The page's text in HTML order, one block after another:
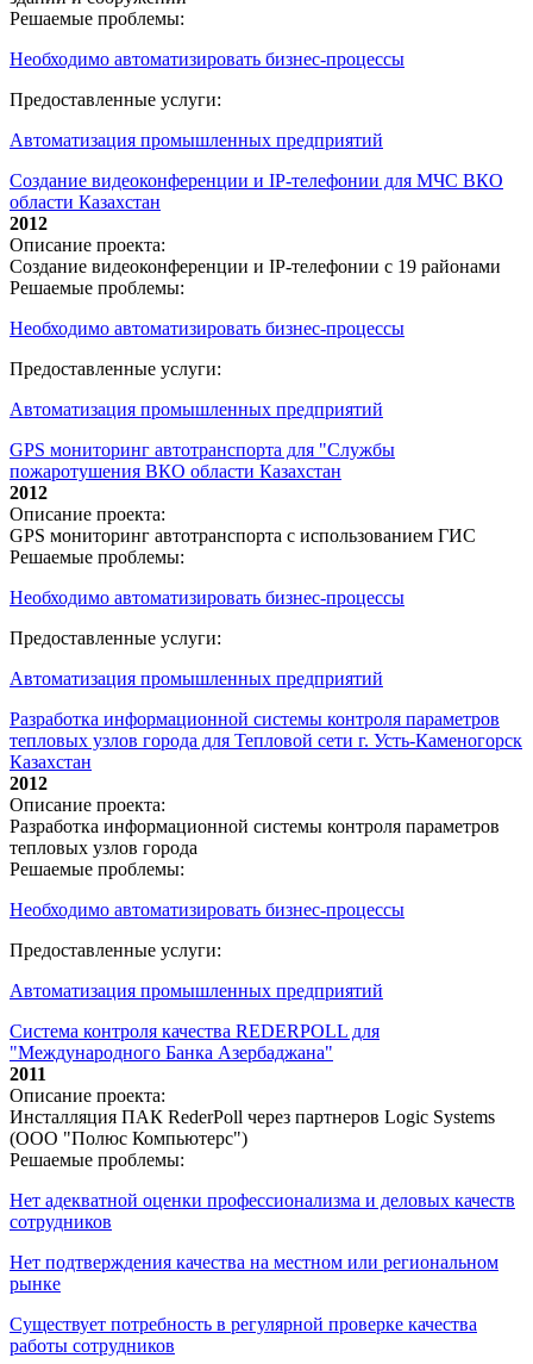
Решаемые проблемы:
Необходимо автоматизировать бизнес-процессы
Предоставленные услуги:
Автоматизация промышленных предприятий
Создание видеоконференции и IP-телефонии для МЧС ВКО
области Казахстан
2012
Описание проекта:
Создание видеоконференции и IP-телефонии с 19 районами
Решаемые проблемы:
Необходимо автоматизировать бизнес-процессы
Предоставленные услуги:
Автоматизация промышленных предприятий
GPS мониторинг автотранспорта для "Службы
пожаротушения ВКО области Казахстан
2012
Описание проекта:
GPS мониторинг автотранспорта с использованием ГИС
Решаемые проблемы:
Необходимо автоматизировать бизнес-процессы
Предоставленные услуги:
Автоматизация промышленных предприятий
Разработка информационной системы контроля параметров
тепловых узлов города для Тепловой сети г. Усть-Каменогорск
Казахстан
2012
Описание проекта:
Разработка информационной системы контроля параметров
тепловых узлов города
Решаемые проблемы:
Необходимо автоматизировать бизнес-процессы
Предоставленные услуги:
Автоматизация промышленных предприятий
Система контроля качества REDERPOLL для
"Международного Банка Азербаджана"
2011
Описание проекта:
Инсталляция ПАК RederPoll через партнеров Logic Systems
(ООО "Полюс Компьютерс")
Решаемые проблемы:
Нет адекватной оценки профессионализма и деловых качеств
сотрудников
Нет подтверждения качества на местном или региональном
рынке
Существует потребность в регулярной проверке качества
работы сотрудников